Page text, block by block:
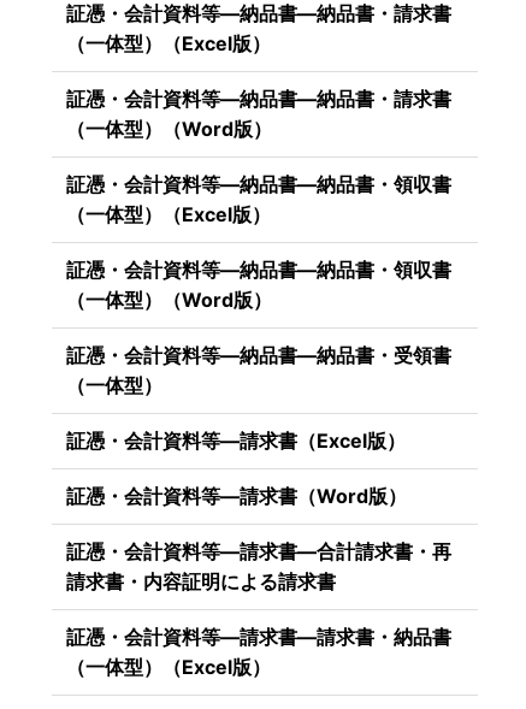
証憑・会計資料等―納品書―納品書・請求書
（一体型）（Excel版）
証憑・会計資料等―納品書―納品書・請求書
（一体型）（Word版）
証憑・会計資料等―納品書―納品書・領収書
（一体型）（Excel版）
証憑・会計資料等―納品書―納品書・領収書
（一体型）（Word版）
証憑・会計資料等―納品書―納品書・受領書
（一体型）
証憑・会計資料等―請求書（Excel版）
証憑・会計資料等―請求書（Word版）
証憑・会計資料等―請求書―合計請求書・再
請求書・内容証明による請求書
証憑・会計資料等―請求書―請求書・納品書
（一体型）（Excel版）